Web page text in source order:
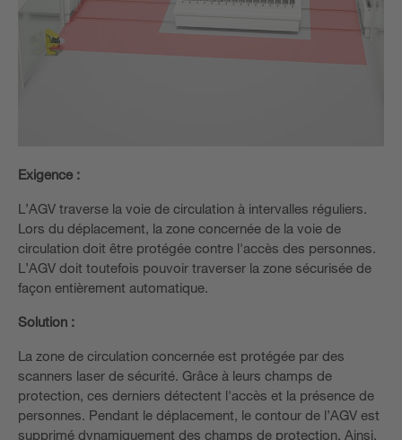
Exigence :
L’AGV traverse la voie de circulation à intervalles réguliers.
Lors du déplacement, la zone concernée de la voie de
circulation doit être protégée contre l'accès des personnes.
L’AGV doit toutefois pouvoir traverser la zone sécurisée de
façon entièrement automatique.
Solution :
La zone de circulation concernée est protégée par des
scanners laser de sécurité. Grâce à leurs champs de
protection, ces derniers détectent l'accès et la présence de
personnes. Pendant le déplacement, le contour de l’AGV est
supprimé dynamiquement des champs de protection. Ainsi,